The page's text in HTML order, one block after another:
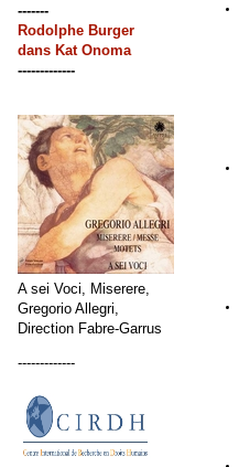
-------
Rodolphe Burger
dans Kat Onoma
-------------
A sei Voci, Miserere,
Gregorio Allegri,
Direction Fabre-Garrus
-------------